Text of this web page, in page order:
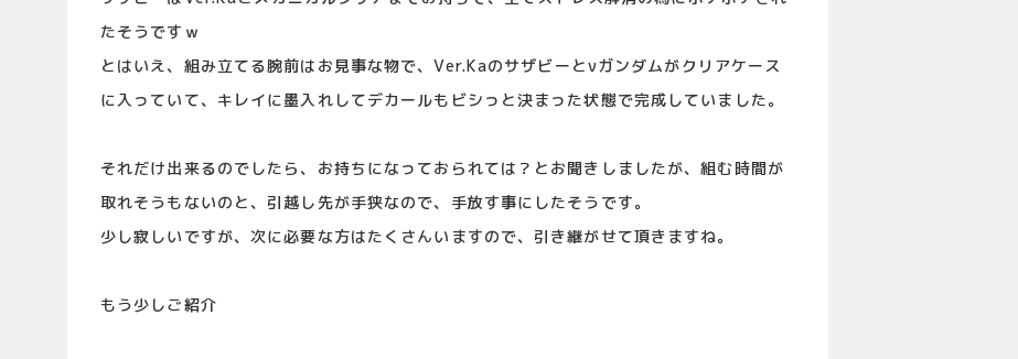
たそうですｗ
とはいえ、組み立てる腕前はお見事な物で、Ver.Kaのサザビーとνガンダムがクリアケース
に入っていて、キレイに墨入れしてデカールもビシっと決まった状態で完成していました。
それだけ出来るのでしたら、お持ちになっておられては？とお聞きしましたが、組む時間が
取れそうもないのと、引越し先が手狭なので、手放す事にしたそうです。
少し寂しいですが、次に必要な方はたくさんいますので、引き継がせて頂きますね。
もう少しご紹介